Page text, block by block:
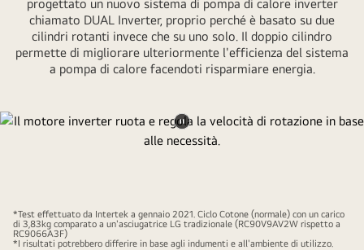
progettato un nuovo sistema di pompa di calore inverter
chiamato DUAL Inverter, proprio perché è basato su due
cilindri rotanti invece che su uno solo. Il doppio cilindro
permette di migliorare ulteriormente l'efficienza del sistema
a pompa di calore facendoti risparmiare energia.
Metti
pausa.
*Test effettuato da Intertek a gennaio 2021. Ciclo Cotone (normale) con un carico
di 3,83kg comparato a un'asciugatrice LG tradizionale (RC90V9AV2W rispetto a
RC9066A3F)
*I risultati potrebbero differire in base agli indumenti e all'ambiente di utilizzo.